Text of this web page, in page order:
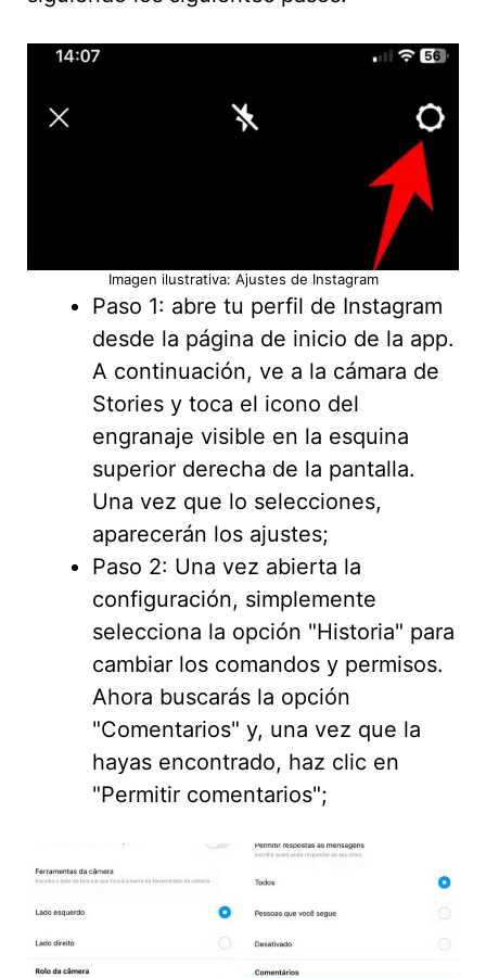
Imagen ilustrativa: Ajustes de Instagram
Paso 1: abre tu perfil de Instagram
desde la página de inicio de la app.
A continuación, ve a la cámara de
Stories y toca el icono del
engranaje visible en la esquina
superior derecha de la pantalla.
Una vez que lo selecciones,
aparecerán los ajustes;
Paso 2: Una vez abierta la
configuración, simplemente
selecciona la opción "Historia" para
cambiar los comandos y permisos.
Ahora buscarás la opción
"Comentarios" y, una vez que la
hayas encontrado, haz clic en
"Permitir comentarios";